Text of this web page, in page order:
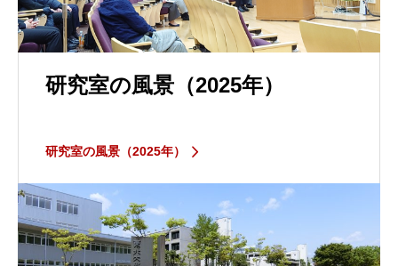
研究室の風景（2025年）
研究室の風景（2025年）